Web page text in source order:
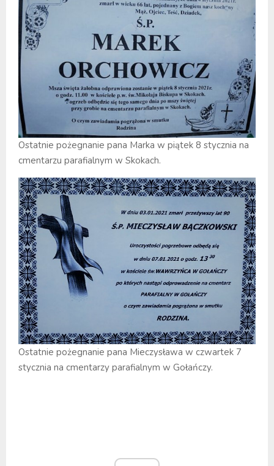
Ostatnie pożegnanie pana Marka w piątek 8 stycznia na
cmentarzu parafialnym w Skokach.
Ostatnie pożegnanie pana Mieczysława w czwartek 7
stycznia na cmentarzy parafialnym w Gołańczy.